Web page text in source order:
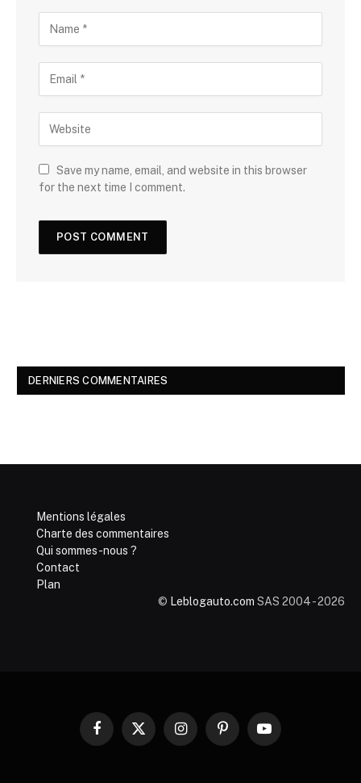
Save my name, email, and website in this browser
for the next time I comment.
DERNIERS COMMENTAIRES
Mentions légales
Charte des commentaires
Qui sommes-nous ?
Contact
Plan
© Leblogauto.com SAS 2004 - 2026
Facebook
X
InstagramPinterestYouTube